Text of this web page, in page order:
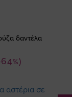
δαντέλα